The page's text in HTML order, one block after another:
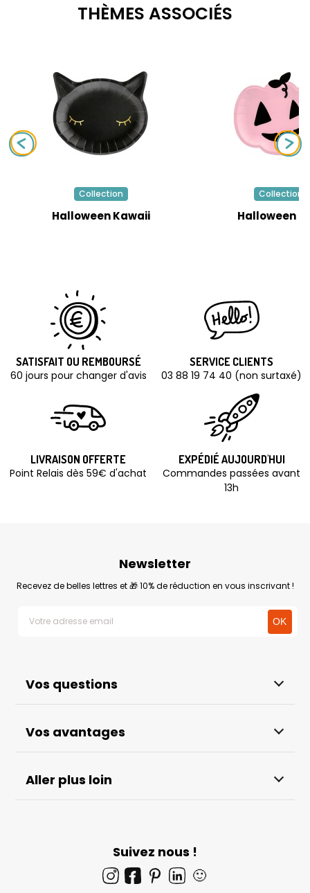
THÈMES ASSOCIÉS
Collection
Halloween Kawaii
Collection
Halloween
SATISFAIT OU REMBOURSÉ
60 jours pour changer d'avis
SERVICE CLIENTS
03 88 19 74 40 (non surtaxé)
LIVRAISON OFFERTE
Point Relais dès 59€ d'achat
EXPÉDIÉ AUJOURD'HUI
Commandes passées avant
13h
Vos questions
Vos avantages
Aller plus loin
Newsletter
Recevez de belles lettres et 🎁 10% de réduction en vous inscrivant !
Suivez nous !
🙂